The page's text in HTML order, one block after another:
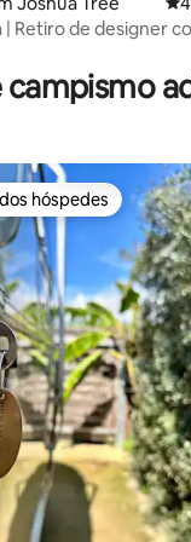
em 5 estrelas,
| Retiro de designer
campismo
em 5 estrelas,
hóspedes
hóspedes